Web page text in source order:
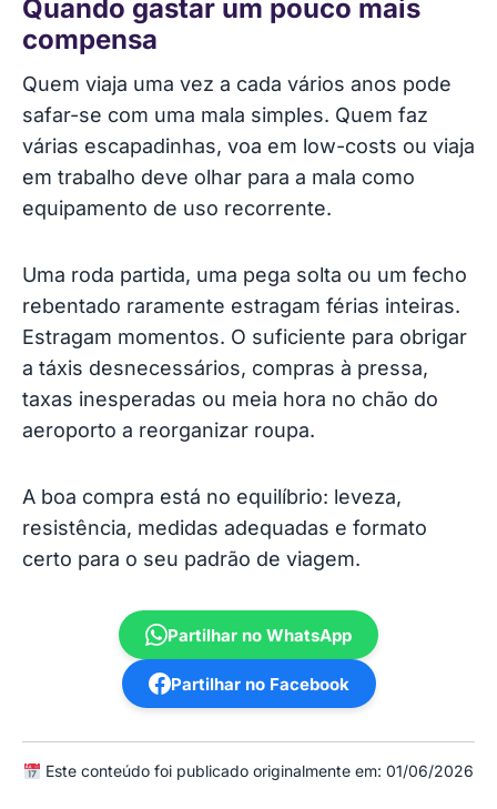
Quando gastar um pouco mais
compensa
Quem viaja uma vez a cada vários anos pode
safar-se com uma mala simples. Quem faz
várias escapadinhas, voa em low-costs ou viaja
em trabalho deve olhar para a mala como
equipamento de uso recorrente.
Uma roda partida, uma pega solta ou um fecho
rebentado raramente estragam férias inteiras.
Estragam momentos. O suficiente para obrigar
a táxis desnecessários, compras à pressa,
taxas inesperadas ou meia hora no chão do
aeroporto a reorganizar roupa.
A boa compra está no equilíbrio: leveza,
resistência, medidas adequadas e formato
certo para o seu padrão de viagem.
Partilhar no WhatsApp
Partilhar no Facebook
Este conteúdo foi publicado originalmente em: 01/06/2026